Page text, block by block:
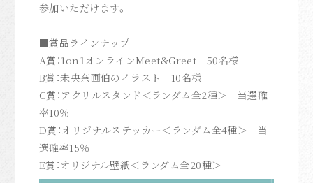
参加いただけます。
■賞品ラインナップ
A賞：1on1オンラインMeet&Greet 50名様
B賞：未央奈画伯のイラスト 10名様
C賞：アクリルスタンド＜ランダム全2種＞ 当選確
率10％
D賞：オリジナルステッカー＜ランダム全4種＞ 当
選確率15％
E賞：オリジナル壁紙＜ランダム全20種＞